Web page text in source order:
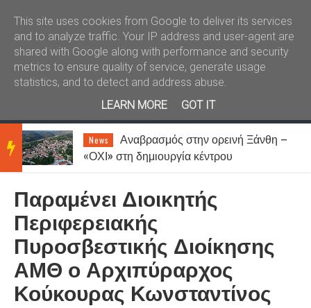
Καλώς ήλθατε Kral News
BRE
AKIN
NEW
News
Αναβρασμός στην ορεινή Ξάνθη –
«ΟΧΙ» στη δημιουργία κέντρου
Παραμένει Διοικητής
Περιφερειακής
Πυροσβεστικής Διοίκησης
ΑΜΘ ο Αρχιπύραρχος
Κούκουρας Κωνσταντίνος
This site uses cookies from Google to deliver its services
and to analyze traffic. Your IP address and user-agent are
shared with Google along with performance and security
metrics to ensure quality of service, generate usage
statistics, and to detect and address abuse.
LEARN MORE
GOT IT